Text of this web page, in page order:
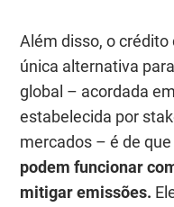
Além disso, o crédito
única alternativa
global – acordada
estabelecida por
mercados – é de
podem funcionar
mitigar emissões.